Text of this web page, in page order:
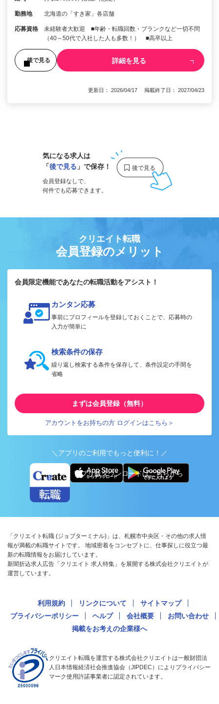
勤務地 北海道の「すき家」各店舗
応募資格
未経験者大歓迎 ■年齢・転職回数・ブランクなど一切不問
（40～50代で入社した人も多数！） ■高卒以上
後で見る 詳細を見る
更新日： 2026/04/17 掲載終了日： 2027/04/23
気になる求人は
「後で見る 」で保存！
会員登録なしで、
何件でも応募できます。
クリエイト転職
会員登録のメリット
会員限定機能であなたの転職活動をアシスト！
カンタン応募
事前にプロフィールを登録しておくことで、応募時の
入力が簡単に
検索条件の保存
繰り返し検索する条件を保存して、条件設定の手間を
省略
まずは会員登録（無料）
アカウントをお持ちの方 ログインはこちら＞
＼アプリのご利用でもっと便利に！／
アプリ版ダウンロードはこちらから
「クリエイト転職 (ジョブターミナル)」は、札幌市中央区・その他の求人情
報が満載の転職サイトです。 地域密着をコンセプトに、仕事探しに役立つ最
新の転職情報をお届けしています。
新聞折込求人広告「クリエイト 求人特集」を展開する株式会社クリエイトが
運営しています。
利用規約 リンクについて
サイトマップ
プライバシーポリシー
ヘルプ 会社概要
お問い合わせ
掲載をお考えの企業様へ
クリエイト転職を運営する株式会社クリエイトは一般財団法
人日本情報経済社会推進協会（JIPDEC）によりプライバシー
マーク使用許諾事業者に認定されています。